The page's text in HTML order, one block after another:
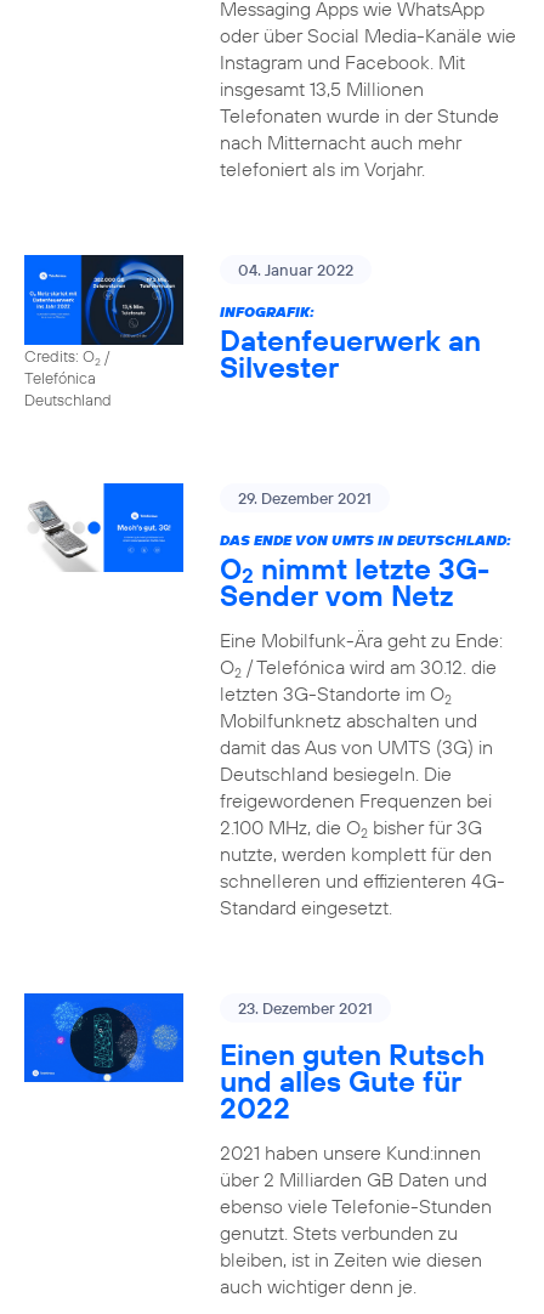
Messaging Apps wie WhatsApp
oder über Social Media-Kanäle wie
Instagram und Facebook. Mit
insgesamt 13,5 Millionen
Telefonaten wurde in der Stunde
nach Mitternacht auch mehr
telefoniert als im Vorjahr.
Credits: O2 /
Telefónica
Deutschland
04. Januar 2022
INFOGRAFIK:
Datenfeuerwerk an
Silvester
29. Dezember 2021
DAS ENDE VON UMTS IN DEUTSCHLAND:
O2 nimmt letzte 3G-
Sender vom Netz
Eine Mobilfunk-Ära geht zu Ende:
O2/ Telefónica wird am 30.12. die
letzten 3G-Standorte im O2
Mobilfunknetz abschalten und
damit das Aus von UMTS (3G) in
Deutschland besiegeln. Die
freigewordenen Frequenzen bei
2.100 MHz, die O2bisher für 3G
nutzte, werden komplett für den
schnelleren und effizienteren 4G-
Standard eingesetzt.
23. Dezember 2021
Einen guten Rutsch
und alles Gute für
2022
2021 haben unsere Kund:innen
über 2 Milliarden GB Daten und
ebenso viele Telefonie-Stunden
genutzt. Stets verbunden zu
bleiben, ist in Zeiten wie diesen
auch wichtiger denn je.